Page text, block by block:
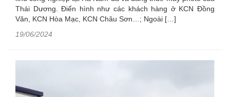
Thái Dương. Điển hình như các khách hàng ở KCN Đồng
Văn, KCN Hòa Mạc, KCN Châu Sơn…; Ngoài […]
19/06/2024